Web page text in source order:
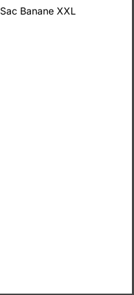
Sac Banane XXL